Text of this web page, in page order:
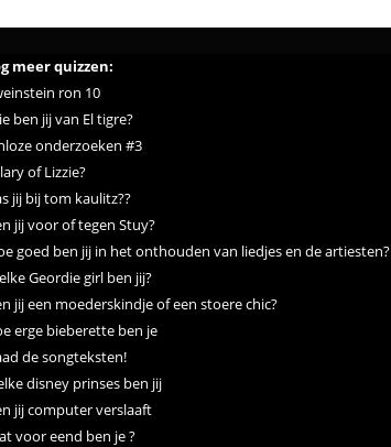
meer quizzen:
ron 10
ben jij van El tigre?
onderzoeken #3
of Lizzie?
jij bij tom kaulitz??
jij voor of tegen Stuy?
goed ben jij in het onthouden van liedjes en de artiesten?
Geordie girl ben jij?
jij een moederskindje of een stoere chic?
erge bieberette ben je
de songteksten!
disney prinses ben jij
jij computer verslaaft
voor eend ben je ?